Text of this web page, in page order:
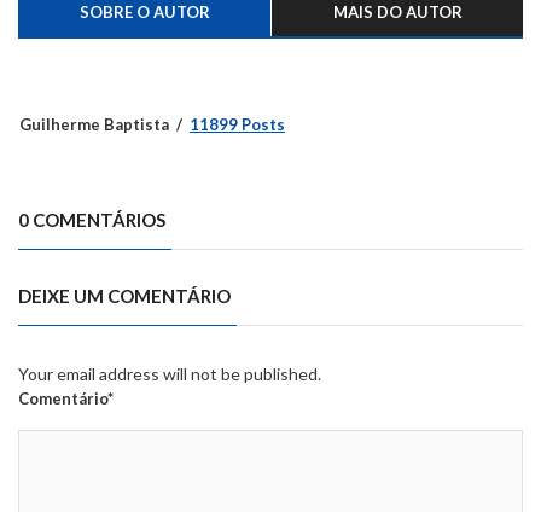
SOBRE O AUTOR MAIS DO AUTOR
Guilherme Baptista 11899 Posts
0 COMENTÁRIOS
DEIXE UM COMENTÁRIO
Your email address will not be published.
Comentário*